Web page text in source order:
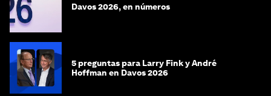
Davos 2026, en números
5 preguntas para Larry Fink y André
Hoffman en Davos 2026